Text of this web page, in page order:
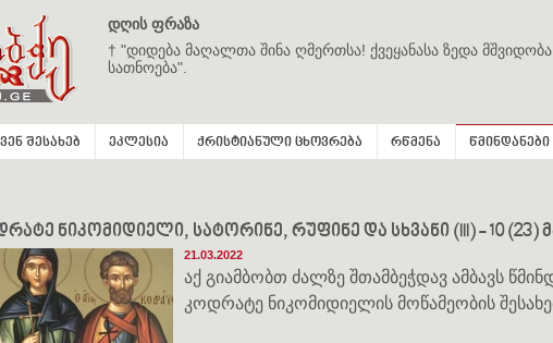
დღის ფრაზა
† "დიდება მაღალთა შინა ღმერთსა! ქვეყანასა ზედა
სათნოება".
შესახებ ეკლესია ქრისტიანული ცხოვრება რწმენა წმინდანები
ნიკომიდიელი, სატორინე, რუფინე და სხვანი (III) - 10 (23)
21.03.2022
აქ გიამბობთ ძალზე შთამბეჭდავ ამბავს
კოდრატე ნიკომიდიელის მოწამეობის